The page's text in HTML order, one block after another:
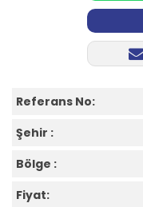
Referans No:
Şehir :
Bölge :
Fiyat: